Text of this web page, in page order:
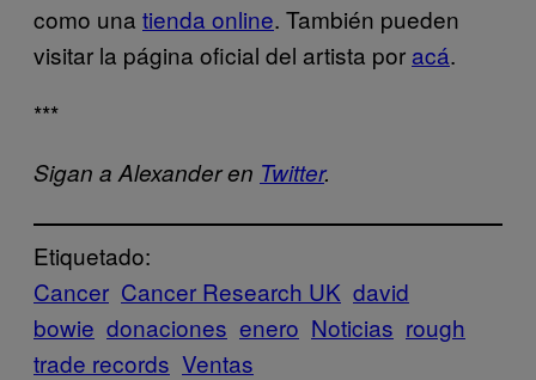
como una tienda online. También pueden
visitar la página oficial del artista por acá.
***
Sigan a Alexander en Twitter.
Etiquetado:
Cancer Cancer Research UK david
bowie donaciones enero Noticias rough
trade records Ventas